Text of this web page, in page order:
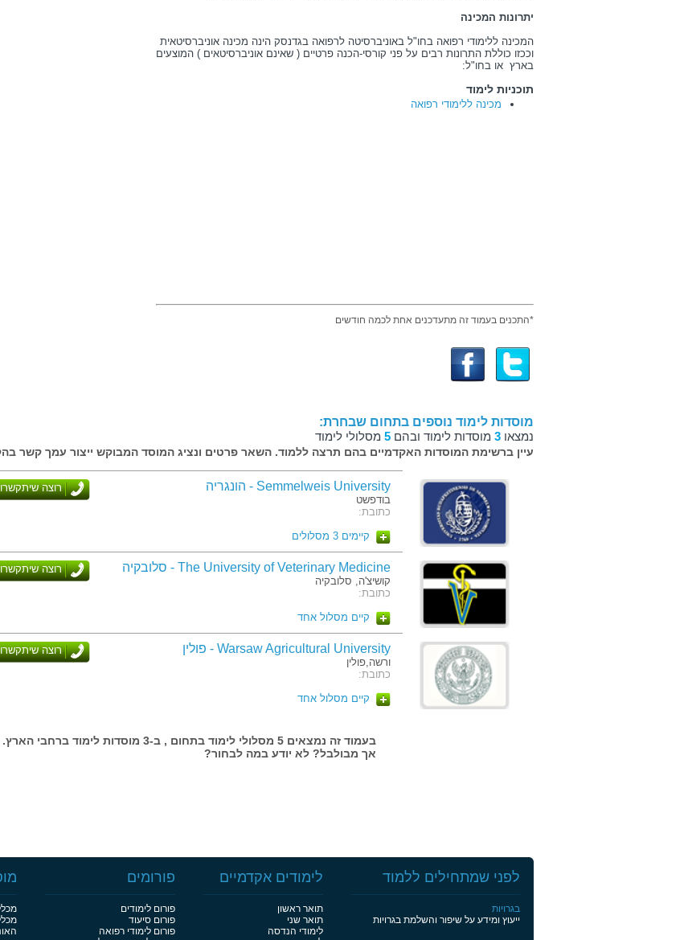
יתרונות המכינה
המכינה ללימודי רפואה בחו"ל באוניברסיטה לרפואה בגדנסק הינה מכינה אוניברסיטאית
וככזו כוללת התרונות רבים על פני קורסי-הכנה פרטיים ( שאינם אוניברסיטאים ) המוצעים
בארץ או בחו"ל:
תוכניות לימוד
מכינה ללימודי רפואה
*התכנים בעמוד זה מתעדכנים אחת לכמה חודשים
מוסדות לימוד נוספים בתחום שבחרת:
נמצאו 3 מוסדות לימוד ובהם 5 מסלולי לימוד
עיין ברשימת המוסדות האקדמיים בהם תרצה ללמוד. השאר פרטים ונציג המוסד המבוקש ייצור עמך קשר
Semmelweis University - הונגריה
בודפשט
כתובת:
רוצה
קיימים 3 מסלולים
The University of Veterinary Medicine - סלובקיה
קושיצ'ה, סלובקיה
כתובת:
רוצה
קיים מסלול אחד
Warsaw Agricultural University - פולין
ורשה,פולין
כתובת:
רוצה
קיים מסלול אחד
בעמוד זה נמצאים 5 מסלולי לימוד בתחום , ב-3 מוסדות לימוד
אך מבולבל? לא יודע במה לבחור?
לפני שמתחילים ללמוד
בגרויות
ייעוץ ומידע על שיפור והשלמת בגרויות
לימודים אקדמיים
תואר ראשון
תואר שני
לימודי הנדסה
פורומים
פורום לימודים
פורום סיעוד
פורום לימודי רפואה